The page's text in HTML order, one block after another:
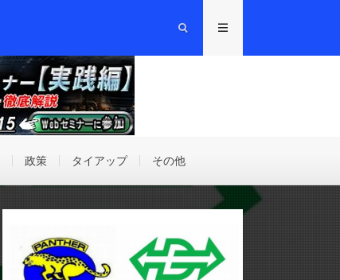
政策 タイアップ その他